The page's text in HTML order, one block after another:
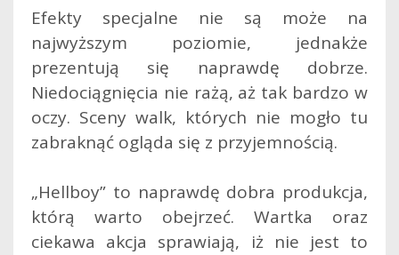
Efekty specjalne nie są może na
najwyższym poziomie, jednakże
prezentują się naprawdę dobrze.
Niedociągnięcia nie rażą, aż tak bardzo w
oczy. Sceny walk, których nie mogło tu
zabraknąć ogląda się z przyjemnością.
„Hellboy” to naprawdę dobra produkcja,
którą warto obejrzeć. Wartka oraz
ciekawa akcja sprawiają, iż nie jest to